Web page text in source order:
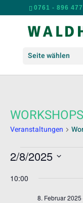
0761 - 896
Seite wählen
WORKSHOPS
Veranstaltungen
FÜR
8.
FEBRUAR
2/8/2025
wählen.
10:00
8. Februar 2025